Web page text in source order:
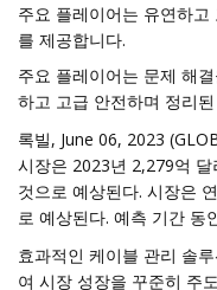
주요 플레이어는 유연하
를 제공합니다.
주요 플레이어는 문제 해
하고 고급 안전하며 정리
록빌, June 06, 2023
시장은 2023년 2,279억
것으로 예상된다. 시장은
로 예상된다. 예측 기간 동
효과적인 케이블 관리 솔
여 시장 성장을 꾸준히 주